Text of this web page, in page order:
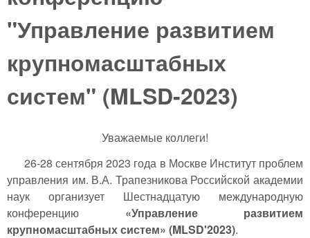
"Управление развитием
крупномасштабных
систем" (MLSD-2023)
Уважаемые коллеги!
26-28 сентября 2023 года в Москве Институт проблем
управления им. В.А. Трапезникова Российской академии
наук организует Шестнадцатую международную
конференцию «Управление развитием
крупномасштабных систем» (MLSD'2023).